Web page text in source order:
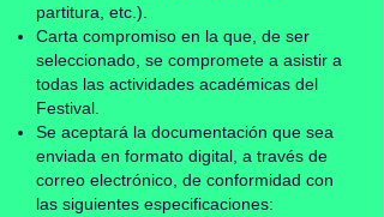
partitura, etc.).
Carta compromiso en la que, de ser
seleccionado, se compromete a asistir a
todas las actividades académicas del
Festival.
Se aceptará la documentación que sea
enviada en formato digital, a través de
correo electrónico, de conformidad con
las siguientes especificaciones: